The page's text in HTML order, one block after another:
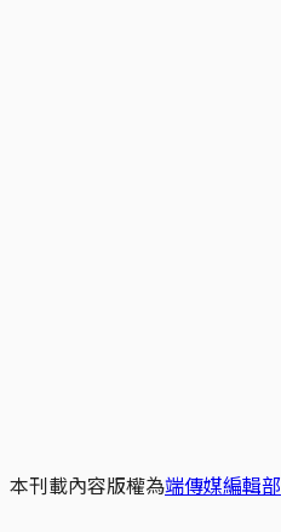
本刊載內容版權為端傳媒編輯部